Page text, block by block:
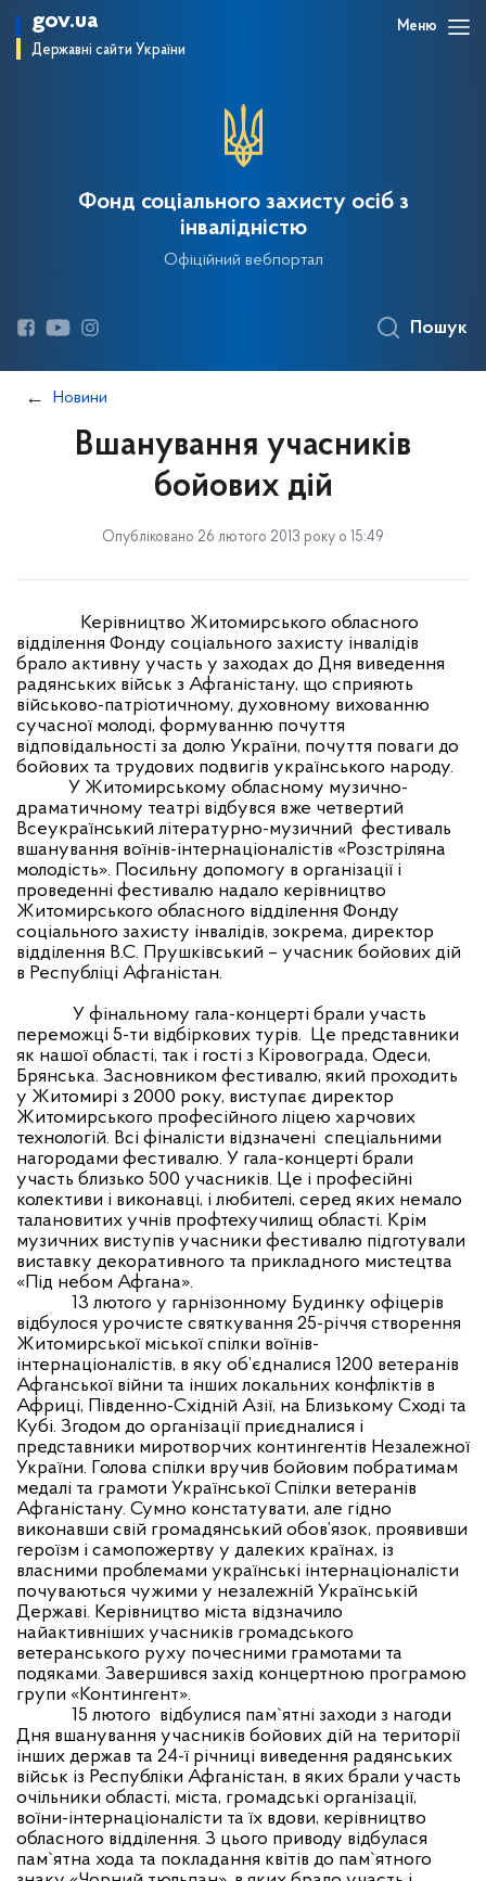
gov.ua
Державні сайти України
Меню
Фонд соціального захисту осіб з
інвалідністю
Офіційний вебпортал
Пошук
Новини
Вшанування учасників
бойових дій
Опубліковано 26 лютого 2013 року о 15:49
Керівництво Житомирського обласного
відділення Фонду соціального захисту інвалідів
брало активну участь у заходах до Дня виведення
радянських військ з Афганістану, що сприяють
військово-патріотичному, духовному вихованню
сучасної молоді, формуванню почуття
відповідальності за долю України, почуття поваги до
бойових та трудових подвигів українського народу.
У Житомирському обласному музично-
драматичному театрі відбувся вже четвертий
Всеукраїнський літературно-музичний фестиваль
вшанування воїнів-інтернаціоналістів «Розстріляна
молодість». Посильну допомогу в організації і
проведенні фестивалю надало керівництво
Житомирського обласного відділення Фонду
соціального захисту інвалідів, зокрема, директор
відділення В.С. Прушківський – учасник бойових дій
в Республіці Афганістан.
У фінальному гала-концерті брали участь
переможці 5-ти відбіркових турів. Це представники
як нашої області, так і гості з Кіровограда, Одеси,
Брянська. Засновником фестивалю, який проходить
у Житомирі з 2000 року, виступає директор
Житомирського професійного ліцею харчових
технологій. Всі фіналісти відзначені спеціальними
нагородами фестивалю. У гала-концерті брали
участь близько 500 учасників. Це і професійні
колективи і виконавці, і любителі, серед яких немало
талановитих учнів профтехучилищ області. Крім
музичних виступів учасники фестивалю підготували
виставку декоративного та прикладного мистецтва
«Під небом Афгана».
13 лютогоу гарнізонному Будинку офіцерів
відбулося урочисте святкування 25-річчя створення
Житомирської міської спілки воїнів-
інтернаціоналістів, в яку об’єдналися 1200 ветеранів
Афганської війни та інших локальних конфліктів в
Африці, Південно-Східній Азії, на Близькому Сході та
Кубі. Згодом до організації приєдналися і
представники миротворчих контингентів Незалежної
України. Голова спілки вручив бойовим побратимам
медалі та грамоти Української Спілки ветеранів
Афганістану. Сумно констатувати, але гідно
виконавши свій громадянський обов’язок, проявивши
героїзм і самопожертву у далеких країнах, із
власними проблемами українські інтернаціоналісти
почуваються чужими у незалежній Українській
Державі. Керівництво міста відзначило
найактивніших учасників громадського
ветеранського руху почесними грамотами та
подяками. Завершився захід концертною програмою
групи «Контингент».
15 лютого відбулися пам`ятні заходи з нагоди
Дня вшанування учасників бойових дій на території
інших держав та 24-ї річниці виведення радянських
військ із Республіки Афганістан, в яких брали участь
очільники області, міста, громадські організації,
воїни-інтернаціоналісти та їх вдови, керівництво
обласного відділення. З цього приводу відбулася
пам`ятна хода та покладання квітів до пам`ятного